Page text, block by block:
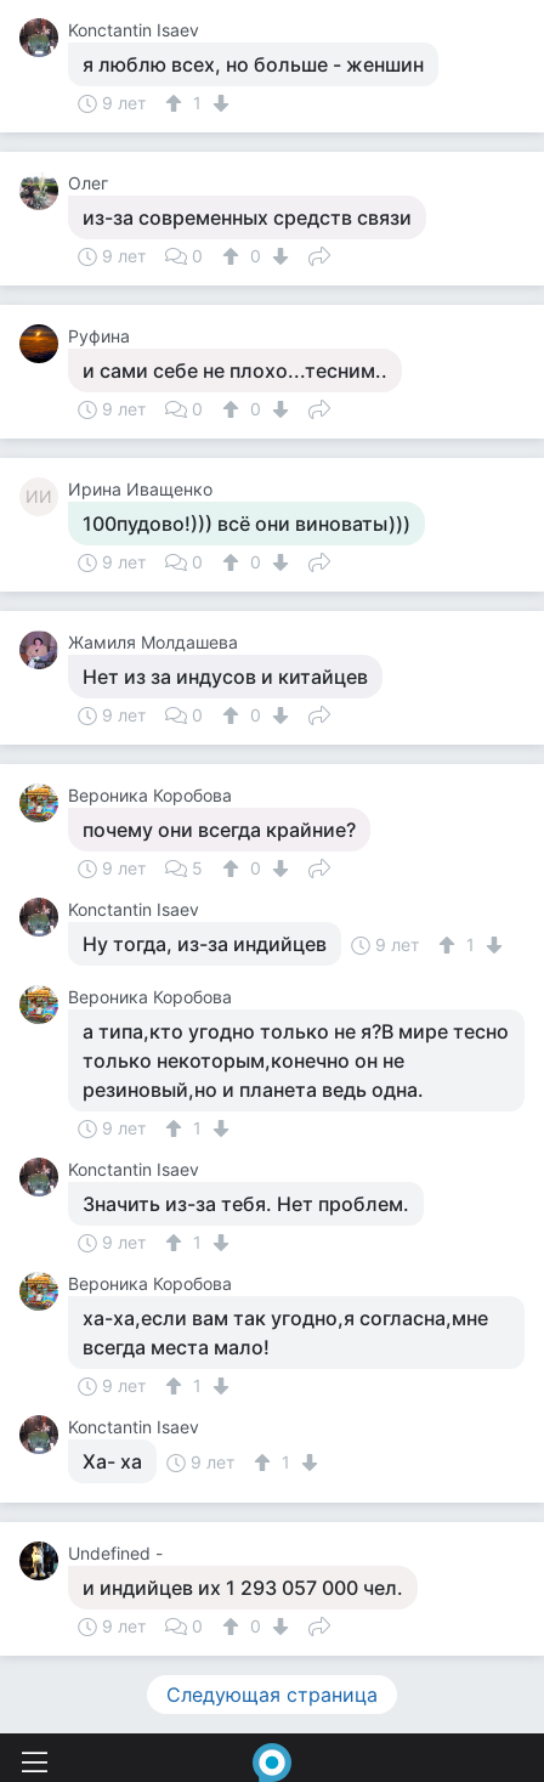
Konctantin Isaev
я люблю всех, но больше - женшин
9 лет 1
Олег
из-за современных средств связи
9 лет 0 0
Руфина
и сами себе не плохо...тесним..
9 лет 0 0
ИИ Ирина Иващенко
100пудово!))) всё они виноваты)))
9 лет 0 0
Жамиля Молдашева
Нет из за индусов и китайцев
9 лет 0 0
Вероника Коробова
почему они всегда крайние?
9 лет 5
0
Konctantin Isaev
Ну тогда, из-за индийцев 9 лет 1
Вероника Коробова
а типа,кто угодно только не я?В мире тесно
только некоторым,конечно он не
резиновый,но и планета ведь одна.
9 лет
1
Konctantin Isaev
Значить из-за тебя. Нет проблем.
9 лет
1
Вероника Коробова
ха-ха,если вам так угодно,я согласна,мне
всегда места мало!
9 лет
1
Konctantin Isaev
Ха- ха 9 лет 1
Undefined -
и индийцев их 1 293 057 000 чел.
9 лет 0 0
Следующая страница